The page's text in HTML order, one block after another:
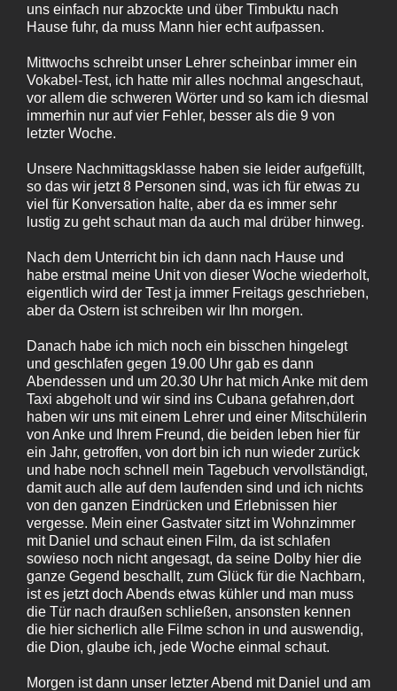
uns einfach nur abzockte und über Timbuktu nach
Hause fuhr, da muss Mann hier echt aufpassen.
Mittwochs schreibt unser Lehrer scheinbar immer ein
Vokabel-Test, ich hatte mir alles nochmal angeschaut,
vor allem die schweren Wörter und so kam ich diesmal
immerhin nur auf vier Fehler, besser als die 9 von
letzter Woche.
Unsere Nachmittagsklasse haben sie leider aufgefüllt,
so das wir jetzt 8 Personen sind, was ich für etwas zu
viel für Konversation halte, aber da es immer sehr
lustig zu geht schaut man da auch mal drüber hinweg.
Nach dem Unterricht bin ich dann nach Hause und
habe erstmal meine Unit von dieser Woche wiederholt,
eigentlich wird der Test ja immer Freitags geschrieben,
aber da Ostern ist schreiben wir Ihn morgen.
Danach habe ich mich noch ein bisschen hingelegt
und geschlafen gegen 19.00 Uhr gab es dann
Abendessen und um 20.30 Uhr hat mich Anke mit dem
Taxi abgeholt und wir sind ins Cubana gefahren,dort
haben wir uns mit einem Lehrer und einer Mitschülerin
von Anke und Ihrem Freund, die beiden leben hier für
ein Jahr, getroffen, von dort bin ich nun wieder zurück
und habe noch schnell mein Tagebuch vervollständigt,
damit auch alle auf dem laufenden sind und ich nichts
von den ganzen Eindrücken und Erlebnissen hier
vergesse. Mein einer Gastvater sitzt im Wohnzimmer
mit Daniel und schaut einen Film, da ist schlafen
sowieso noch nicht angesagt, da seine Dolby hier die
ganze Gegend beschallt, zum Glück für die Nachbarn,
ist es jetzt doch Abends etwas kühler und man muss
die Tür nach draußen schließen, ansonsten kennen
die hier sicherlich alle Filme schon in und auswendig,
die Dion, glaube ich, jede Woche einmal schaut.
Morgen ist dann unser letzter Abend mit Daniel und am